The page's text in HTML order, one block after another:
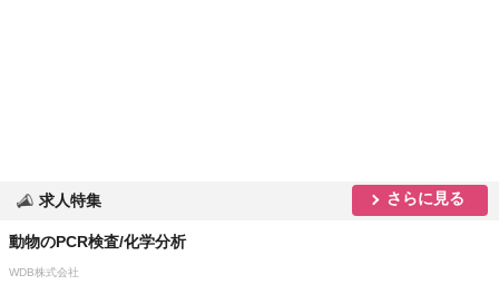
求人特集 さらに見る
動物のPCR検査/化学分析
WDB株式会社